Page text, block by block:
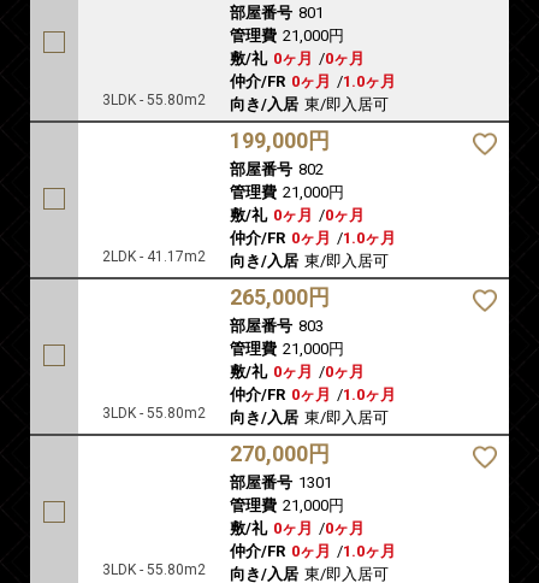
3LDK - 55.80m2
部屋番号 801
管理費 21,000円
敷/礼 0ヶ月 /0ヶ月
仲介/FR 0ヶ月 /1.0ヶ月
向き/入居 東/即入居可
2LDK - 41.17m2
199,000円
部屋番号 802
管理費 21,000円
敷/礼 0ヶ月 /0ヶ月
仲介/FR 0ヶ月 /1.0ヶ月
向き/入居 東/即入居可
3LDK - 55.80m2
265,000円
部屋番号 803
管理費 21,000円
敷/礼 0ヶ月 /0ヶ月
仲介/FR 0ヶ月 /1.0ヶ月
向き/入居 東/即入居可
3LDK - 55.80m2
270,000円
部屋番号 1301
管理費 21,000円
敷/礼 0ヶ月 /0ヶ月
仲介/FR 0ヶ月 /1.0ヶ月
向き/入居 東/即入居可